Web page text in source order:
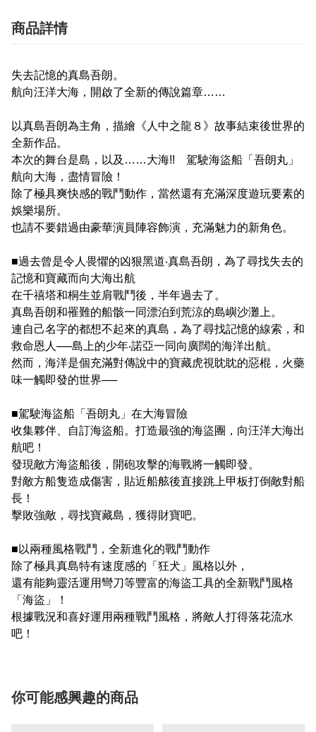
商品詳情
失去記憶的真島吾朗。
航向汪洋大海，開啟了全新的傳說篇章……
以真島吾朗為主角，描繪《人中之龍８》故事結束後世界的
全新作品。
本次的舞台是島，以及……大海!! 駕駛海盜船「吾朗丸」
航向大海，盡情冒險！
除了極具爽快感的戰鬥動作，當然還有充滿深度遊玩要素的
娛樂場所。
也請不要錯過由豪華演員陣容飾演，充滿魅力的新角色。
■過去曾是令人畏懼的凶狠黑道‧真島吾朗，為了尋找失去的
記憶和寶藏而向大海出航
在千禧塔和桐生並肩戰鬥後，半年過去了。
真島吾朗和罹難的船骸一同漂泊到荒涼的島嶼沙灘上。
連自己名字的都想不起來的真島，為了尋找記憶的線索，和
救命恩人──島上的少年‧諾亞一同向廣闊的海洋出航。
然而，海洋是個充滿對傳說中的寶藏虎視眈眈的惡棍，火藥
味一觸即發的世界──
■駕駛海盜船「吾朗丸」在大海冒險
收集夥伴、自訂海盜船。打造最強的海盜團，向汪洋大海出
航吧！
發現敵方海盜船後，開砲攻擊的海戰將一觸即發。
對敵方船隻造成傷害，貼近船舷後直接跳上甲板打倒敵對船
長！
擊敗強敵，尋找寶藏島，獲得財寶吧。
■以兩種風格戰鬥，全新進化的戰鬥動作
除了極具真島特有速度感的「狂犬」風格以外，
還有能夠靈活運用彎刀等豐富的海盜工具的全新戰鬥風格
「海盜」！
根據戰況和喜好運用兩種戰鬥風格，將敵人打得落花流水
吧！
你可能感興趣的商品